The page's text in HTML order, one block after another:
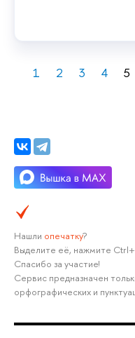
1 2 3 4 5
Нашли опечатку?
Выделите её, нажмите
Спасибо за участие!
Сервис предназначен
орфографических и